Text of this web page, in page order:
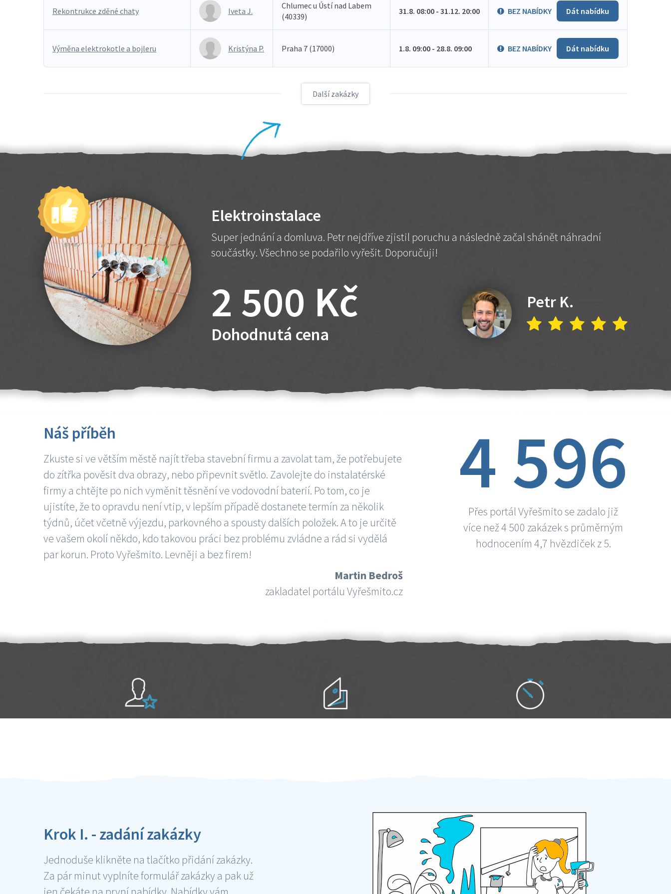
Rekontrukce zděné chaty Iveta J.
Chlumec u Ústí nad Labem
(40339)
31.8. 08:00 - 31.12. 20:00 BEZ NABÍDKY Dát nabídku
Výměna elektrokotle a bojleru Kristýna P. Praha 7 (17000) 1.8. 09:00 - 28.8. 09:00 BEZ NABÍDKY Dát nabídku
Další zakázky
Elektroinstalace
Super jednání a domluva. Petr nejdříve zjistil poruchu a následně začal shánět náhradní
součástky. Všechno se podařilo vyřešit. Doporučuji!
2 500 Kč
Dohodnutá cena
Petr K.
Náš příběh
Zkuste si ve větším městě najít třeba stavební firmu a zavolat tam, že potřebujete
do zítřka pověsit dva obrazy, nebo připevnit světlo. Zavolejte do instalatérské
firmy a chtějte po nich vyměnit těsnění ve vodovodní baterií. Po tom, co je
ujistíte, že to opravdu není vtip, v lepším případě dostanete termín za několik
týdnů, účet včetně výjezdu, parkovného a spousty dalších položek. A to je určitě
ve vašem okolí někdo, kdo takovou práci bez problému zvládne a rád si vydělá
par korun. Proto Vyřešmito. Levněji a bez firem!
Martin Bedroš
zakladatel portálu Vyřešmito.cz
4 596
Přes portál Vyřešmito se zadalo již
více než 4 500 zakázek s průměrným
hodnocením 4,7 hvězdiček z 5.
Krok I. - zadání zakázky
Jednoduše klikněte na tlačítko přidání zakázky.
Za pár minut vyplníte formulář zakázky a pak už